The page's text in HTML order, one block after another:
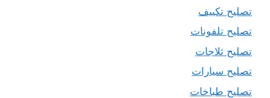
تصليح تكييف
تصليح تلفونات
تصليح ثلاجات
تصليح سيارات
تصليح طباخات